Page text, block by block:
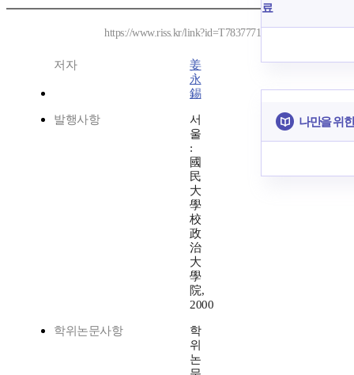
https://www.riss.kr/link?id=T7837771
저자
姜
永
錫
발행사항
서
울
:
國
民
大
學
校
政
治
大
學
院,
2000
학위논문사항
학
위
논
료
나만을 위